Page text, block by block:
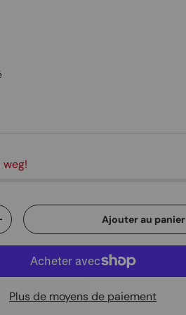
la quantitéAjouter au panier
Plus de moyens de paiement